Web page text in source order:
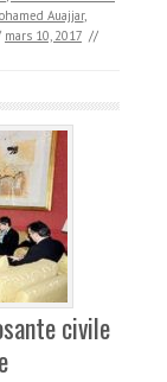
Auajjar,
mars 10, 2017 //
civile